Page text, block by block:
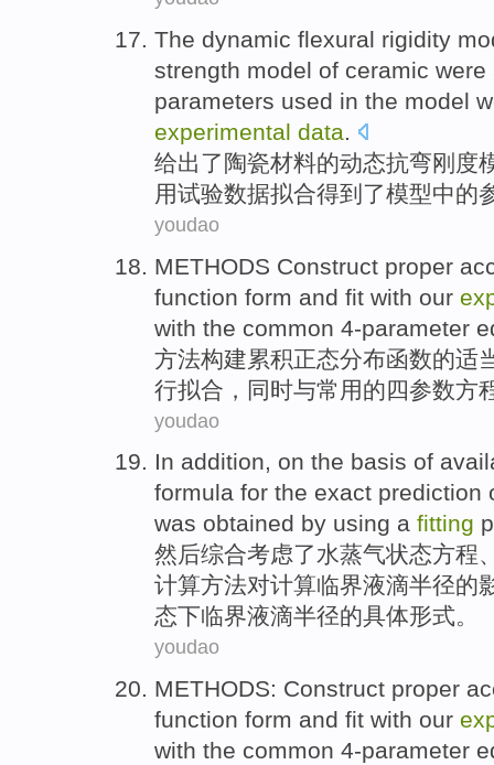
The dynamic flexural rigidity
strength model of ceramic
parameters used in the model
experimental data.
给出了 陶瓷材料的动态抗弯刚度
用试验数据拟合得到了模型中的
youdao
METHODS Construct proper
function form and fit with our
with the common 4-parameter
方法构建累积正态分布函数的适
行拟合， 同时与常用的四参数方
youdao
In addition, on the basis of
formula for the exact prediction
was obtained by using a fitting
然后综合考虑了水蒸气状态方程
计算方法对计算临界液滴半径的
态下临界液滴半径的具体形式。
youdao
METHODS: Construct proper
function form and fit with our
with the common 4-parameter